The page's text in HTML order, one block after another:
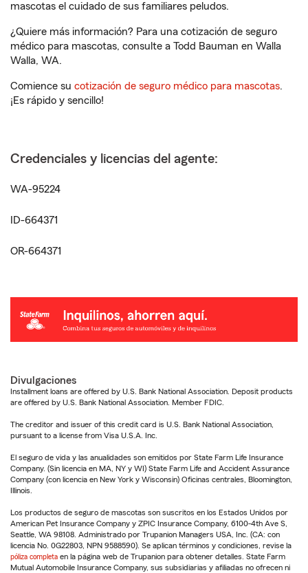
mascotas el cuidado de sus familiares peludos.
¿Quiere más información? Para una cotización de seguro
médico para mascotas, consulte a Todd Bauman en Walla
Walla, WA.
Comience su cotización de seguro médico para mascotas.
¡Es rápido y sencillo!
Credenciales y licencias del agente:
WA-95224
ID-664371
OR-664371
Divulgaciones
Installment loans are offered by U.S. Bank National Association. Deposit products
are offered by U.S. Bank National Association. Member FDIC.
The creditor and issuer of this credit card is U.S. Bank National Association,
pursuant to a license from Visa U.S.A. Inc.
El seguro de vida y las anualidades son emitidos por State Farm Life Insurance
Company. (Sin licencia en MA, NY y WI) State Farm Life and Accident Assurance
Company (con licencia en New York y Wisconsin) Oficinas centrales, Bloomington,
Illinois.
Los productos de seguro de mascotas son suscritos en los Estados Unidos por
American Pet Insurance Company y ZPIC Insurance Company, 6100-4th Ave S,
Seattle, WA 98108. Administrado por Trupanion Managers USA, Inc. (CA: con
licencia No. 0G22803, NPN 9588590). Se aplican términos y condiciones, revise la
póliza completa en la página web de Trupanion para obtener detalles. State Farm
Mutual Automobile Insurance Company, sus subsidiarias y afiliadas no ofrecen ni